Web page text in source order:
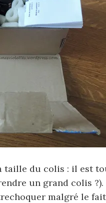
taille du colis : il est
un grand colis ?).
malgré le